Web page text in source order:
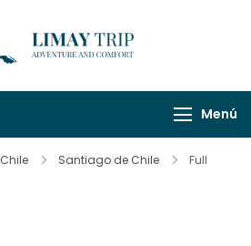
Menú
Chile Santiago de Chile
Full